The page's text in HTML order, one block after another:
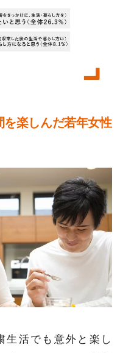
楽しんだ若年女性
生活でも意外と楽し